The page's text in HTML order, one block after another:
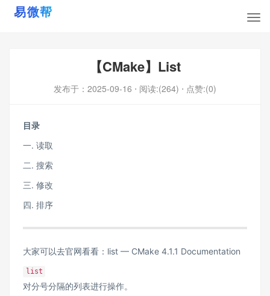
【CMake】List
发布于： 2025-09-16 ⋅ 阅读:(264) ⋅ 点赞:(0)
目录
一. 读取
二. 搜索
三. 修改
四. 排序
大家可以去官网看看： list — CMake 4.1.1 Documentation
list
对分号分隔的列表进行操作。